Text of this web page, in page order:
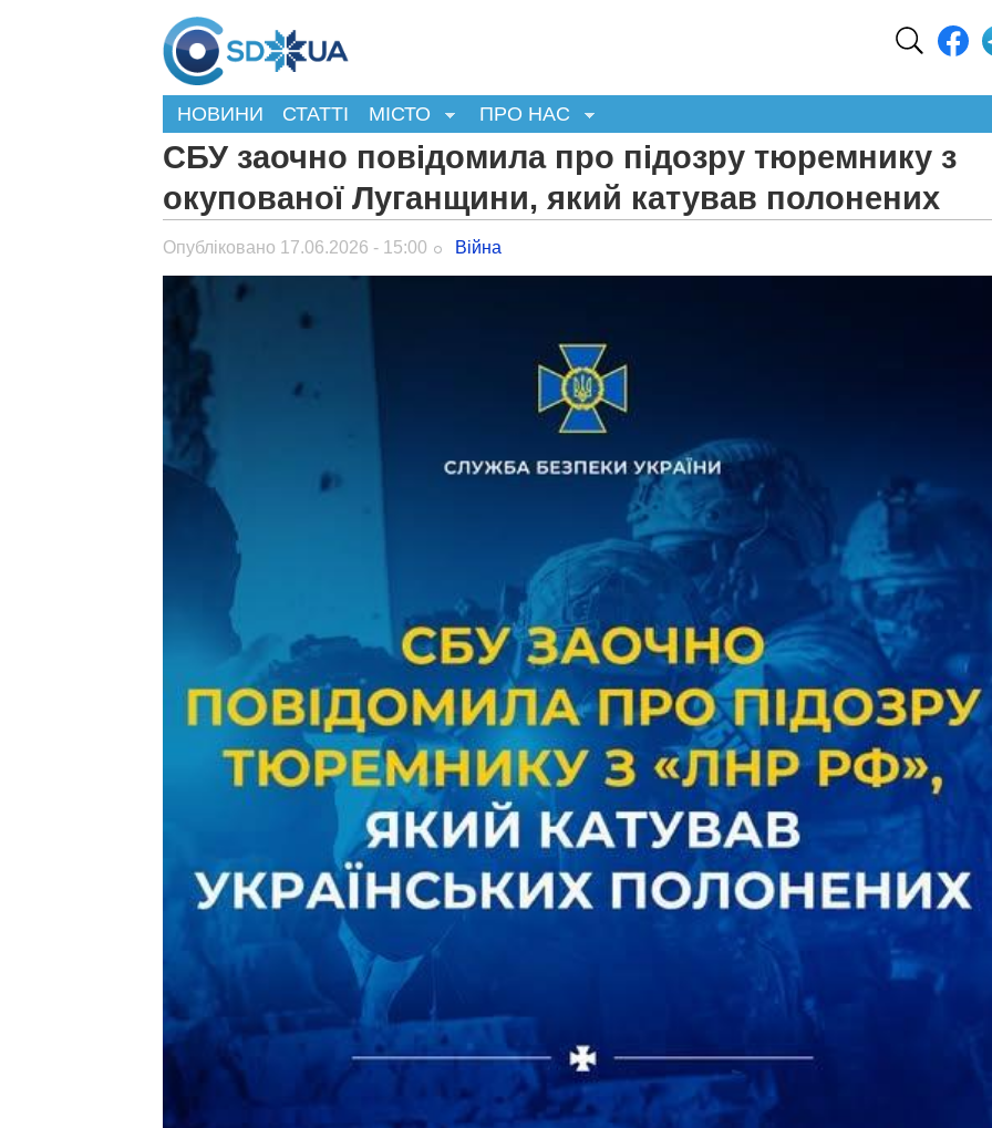
НОВИНИ СТАТТІ МІСТО ПРО НАС
СБУ заочно повідомила про підозру тюремнику з
окупованої Луганщини, який катував полонених
Опубліковано 17.06.2026 - 15:00 Війна